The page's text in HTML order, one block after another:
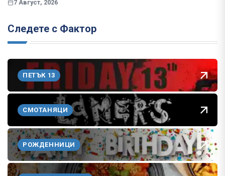
7 Август, 2026
Следете с Фактор
ПЕТЪК 13
СМОТАНЯЦИ
РОЖДЕННИЦИ